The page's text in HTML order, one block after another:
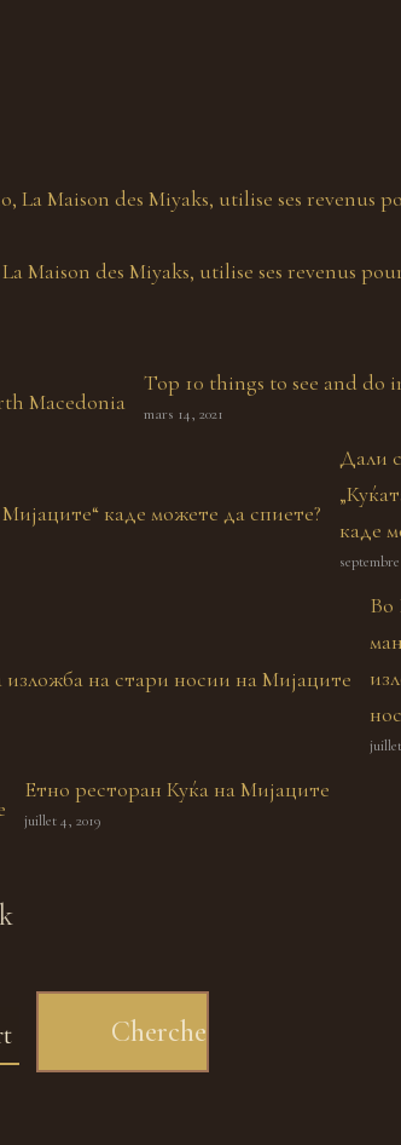
Maison des Miyaks, utilise ses revenus
Top 10 things to see and do
mars 14, 2021
Дали
каде
Во
Етно ресторан Куќа на Мијаците
juillet 4, 2019